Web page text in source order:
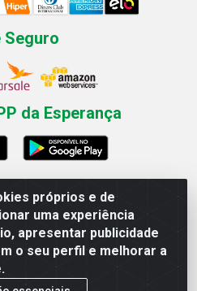
próprios e de
uma experiência
apresentar publicidade
o seu perfil e melhorar a
Seguro
da Esperança
Professor Caldas Filho, 291 -
CEP: 50771-335 - CNPJ
0001-23